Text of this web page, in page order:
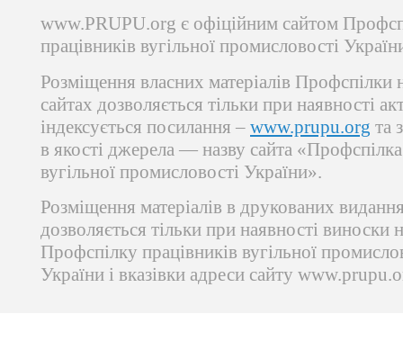
www.PRUPU.org є офіційним сайтом
працівників вугільної промисловості
Розміщення власних матеріалів Профспілки
сайтах дозволяється тільки при наявності
індексується посилання – www.prupu.org та
в якості джерела — назву сайта «Профспілка
вугільної промисловості України».
Розміщення матеріалів в друкованих
дозволяється тільки при наявності виноски
Профспілку працівників вугільної
України і вказівки адреси сайту